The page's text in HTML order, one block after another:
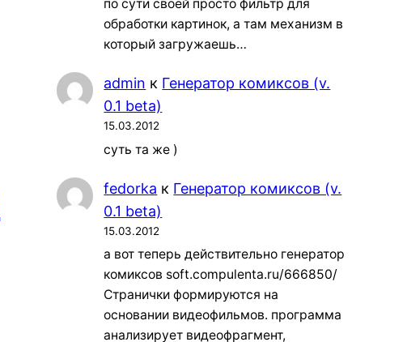
по сути своей просто фильтр для
обработки картинок, а там механизм в
который загружаешь…
admin к Генератор комиксов (v.
0.1 beta)
15.03.2012
суть та же )
fedorka к Генератор комиксов (v.
0.1 beta)
15.03.2012
а вот теперь действительно генератор
комиксов soft.compulenta.ru/666850/
Странички формируются на
основании видеофильмов. программа
анализирует видеофрагмент,